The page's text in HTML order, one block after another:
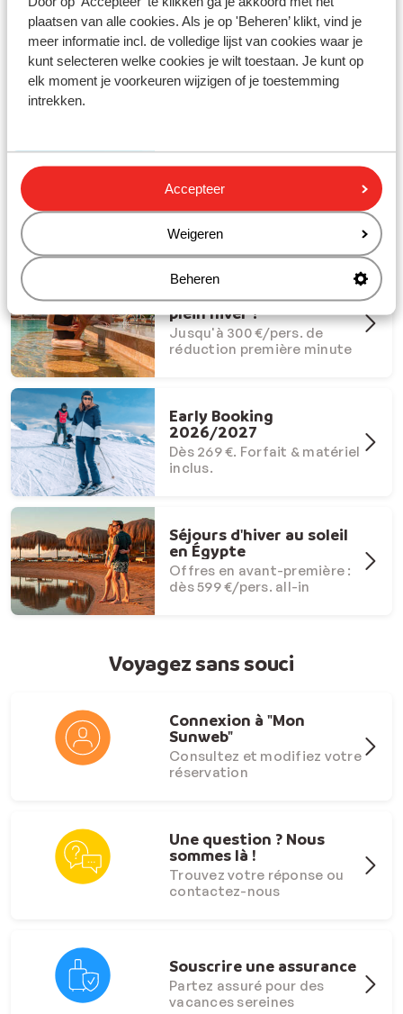
plaatsen van alle cookies. Als je op 'Beheren’ klikt, vind je
meer informatie incl. de volledige lijst van cookies waar je
kunt selecteren welke cookies je wilt toestaan. Je kunt op
elk moment je voorkeuren wijzigen of je toestemming
intrekken.
Accepteer
Weigeren
Beheren
Partez en vacances avec Sunweb !
Offres Dernière Chance
Et si l'été s'invitait en
plein hiver ?
Jusqu'à 300 €/pers. de
réduction première minute
Early Booking
2026/2027
Dès 269 €. Forfait & matériel
inclus.
Séjours d'hiver au soleil
en Égypte
Offres en avant-première :
dès 599 €/pers. all-in
Voyagez sans souci
Connexion à "Mon
Sunweb"
Consultez et modifiez votre
réservation
Une question ? Nous
sommes là !
Trouvez votre réponse ou
contactez-nous
Souscrire une assurance
Partez assuré pour des
vacances sereines